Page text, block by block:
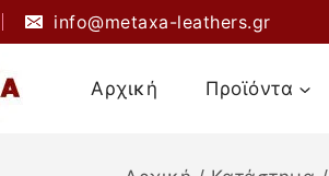
info@metaxa-leathers.gr
Αρχική Προϊόντα